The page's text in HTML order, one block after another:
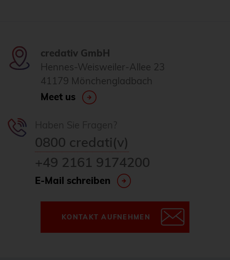
credativ GmbH
Hennes-Weisweiler-Allee 23
41179 Mönchengladbach
Meet us
0800 credati(v)
+49 2161 9174200
E-Mail schreiben
KONTAKT AUFNEHMEN